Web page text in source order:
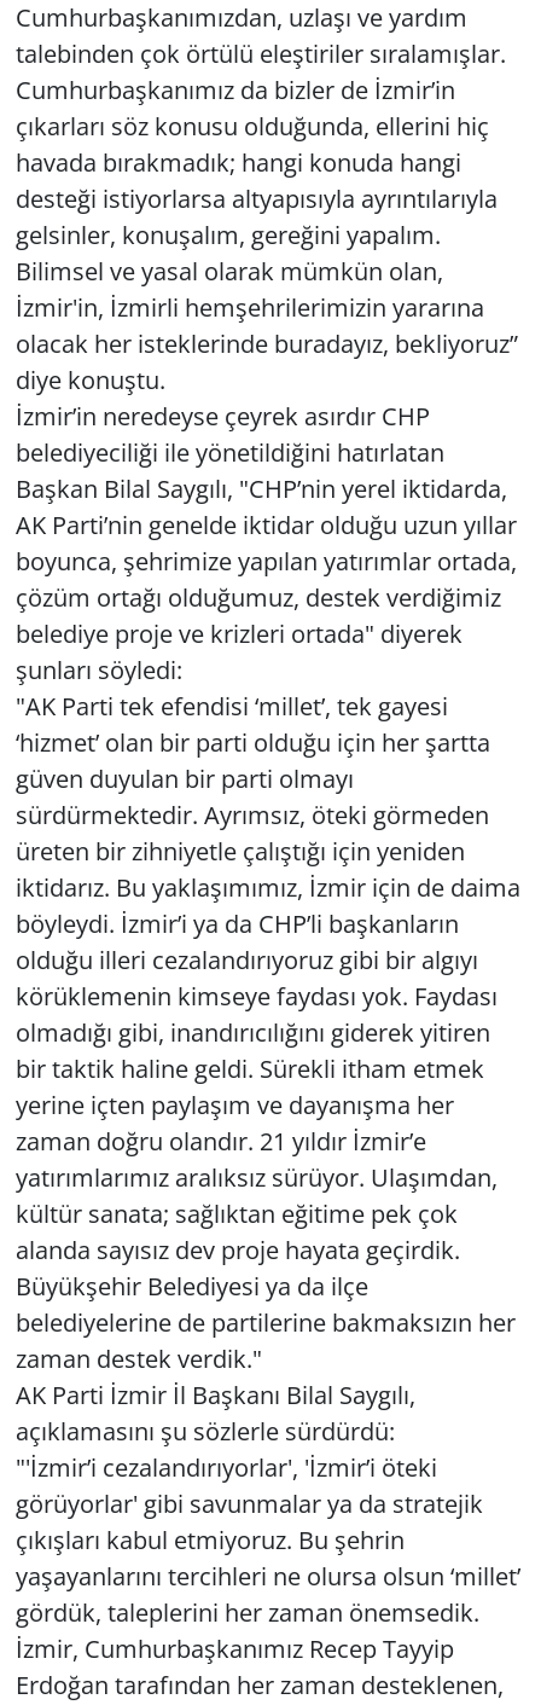
Cumhurbaşkanımızdan, uzlaşı ve yardım
talebinden çok örtülü eleştiriler sıralamışlar.
Cumhurbaşkanımız da bizler de İzmir’in
çıkarları söz konusu olduğunda, ellerini hiç
havada bırakmadık; hangi konuda hangi
desteği istiyorlarsa altyapısıyla ayrıntılarıyla
gelsinler, konuşalım, gereğini yapalım.
Bilimsel ve yasal olarak mümkün olan,
İzmir'in, İzmirli hemşehrilerimizin yararına
olacak her isteklerinde buradayız, bekliyoruz”
diye konuştu.
İzmir’in neredeyse çeyrek asırdır CHP
belediyeciliği ile yönetildiğini hatırlatan
Başkan Bilal Saygılı, "CHP’nin yerel iktidarda,
AK Parti’nin genelde iktidar olduğu uzun yıllar
boyunca, şehrimize yapılan yatırımlar ortada,
çözüm ortağı olduğumuz, destek verdiğimiz
belediye proje ve krizleri ortada" diyerek
şunları söyledi:
"AK Parti tek efendisi ‘millet’, tek gayesi
‘hizmet’ olan bir parti olduğu için her şartta
güven duyulan bir parti olmayı
sürdürmektedir. Ayrımsız, öteki görmeden
üreten bir zihniyetle çalıştığı için yeniden
iktidarız. Bu yaklaşımımız, İzmir için de daima
böyleydi. İzmir’i ya da CHP’li başkanların
olduğu illeri cezalandırıyoruz gibi bir algıyı
körüklemenin kimseye faydası yok. Faydası
olmadığı gibi, inandırıcılığını giderek yitiren
bir taktik haline geldi. Sürekli itham etmek
yerine içten paylaşım ve dayanışma her
zaman doğru olandır. 21 yıldır İzmir’e
yatırımlarımız aralıksız sürüyor. Ulaşımdan,
kültür sanata; sağlıktan eğitime pek çok
alanda sayısız dev proje hayata geçirdik.
Büyükşehir Belediyesi ya da ilçe
belediyelerine de partilerine bakmaksızın her
zaman destek verdik."
AK Parti İzmir İl Başkanı Bilal Saygılı,
açıklamasını şu sözlerle sürdürdü:
"'İzmir’i cezalandırıyorlar', 'İzmir’i öteki
görüyorlar' gibi savunmalar ya da stratejik
çıkışları kabul etmiyoruz. Bu şehrin
yaşayanlarını tercihleri ne olursa olsun ‘millet’
gördük, taleplerini her zaman önemsedik.
İzmir, Cumhurbaşkanımız Recep Tayyip
Erdoğan tarafından her zaman desteklenen,